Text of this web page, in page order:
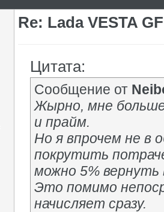
Re: Lada VESTA
Цитата:
Сообщение от
Жырно, мне больше
и прайм.
Но я впрочем не в
покрутить
можно 5% вернуть
Это помимо
начисляет сразу.